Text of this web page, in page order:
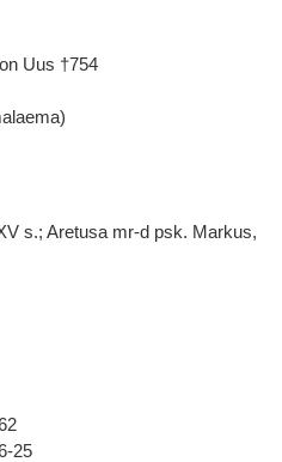
Uus †754
s.; Aretusa mr-d psk. Markus,
25